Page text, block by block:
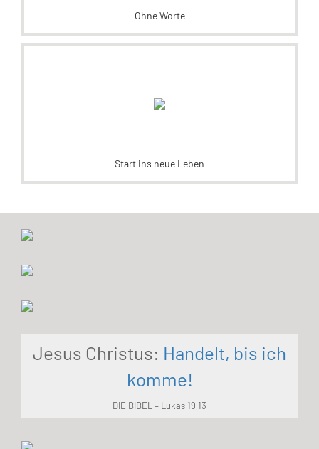
Ohne Worte
Start ins neue Leben
Jesus Christus: Handelt, bis ich
komme!
DIE BIBEL – Lukas 19,13